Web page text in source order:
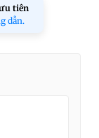
tiên
dẫn.